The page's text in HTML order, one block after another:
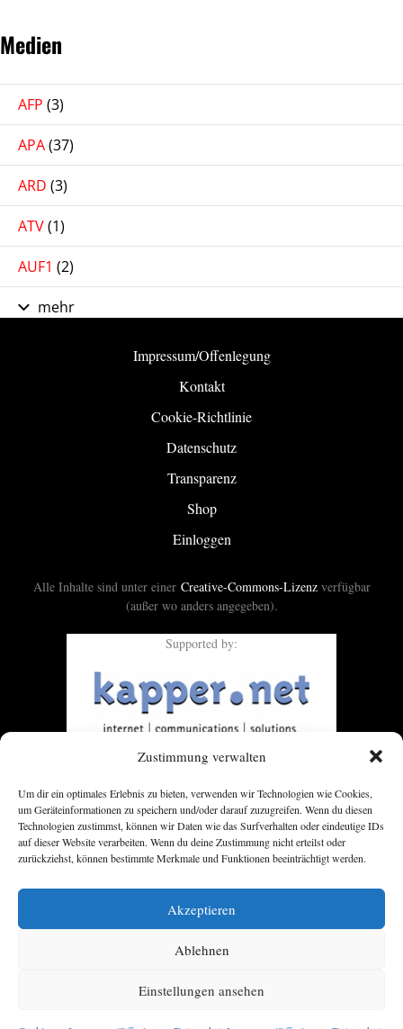
Zustimmung verwalten
Um dir ein optimales Erlebnis zu bieten, verwenden wir Technologien wie Cookies,
um Geräteinformationen zu speichern und/oder darauf zuzugreifen. Wenn du diesen
Technologien zustimmst, können wir Daten wie das Surfverhalten oder eindeutige IDs
auf dieser Website verarbeiten. Wenn du deine Zustimmung nicht erteilst oder
zurückziehst, können bestimmte Merkmale und Funktionen beeinträchtigt werden.
Akzeptieren
Ablehnen
Einstellungen ansehen
Medien
AFP (3)
APA(37)
ARD (3)
ATV(1)
AUF1 (2)
mehr
Impressum/Offenlegung
Kontakt
Cookie-Richtlinie
Datenschutz
Transparenz
Shop
Einloggen
Alle Inhalte sind unter einer Creative-Commons-Lizenzverfügbar
(außer wo anders angegeben).
Supported by: